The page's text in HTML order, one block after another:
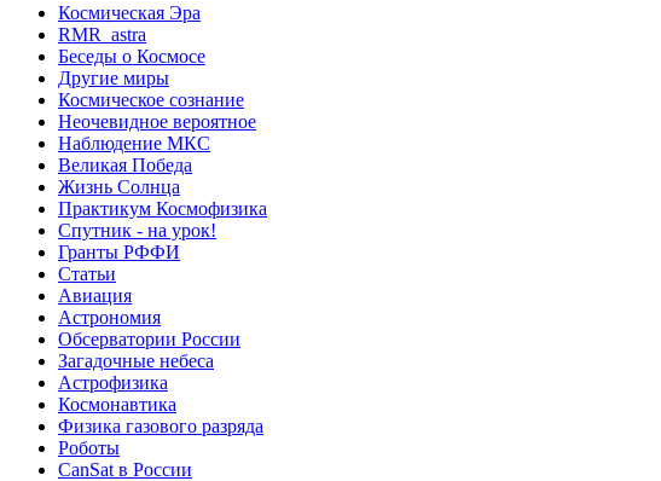
Космическая Эра
RMR_astra
Беседы о Космосе
Другие миры
Космическое сознание
Неочевидное вероятное
Наблюдение МКС
Великая Победа
Жизнь Солнца
Практикум Космофизика
Спутник - на урок!
Гранты РФФИ
Статьи
Авиация
Астрономия
Обсерватории России
Загадочные небеса
Астрофизика
Космонавтика
Физика газового разряда
Роботы
CanSat в России